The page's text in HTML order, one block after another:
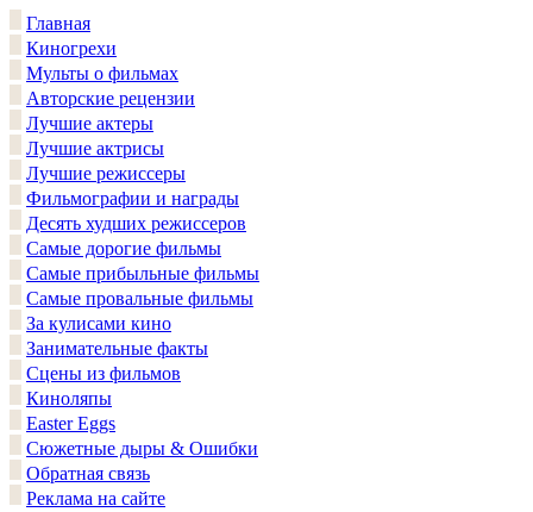
Главная
Киногрехи
Мульты о фильмах
Авторские рецензии
Лучшие актеры
Лучшие актрисы
Лучшие режиссеры
Фильмографии и награды
Десять худших режиссеров
Самые дорогие фильмы
Самые прибыльные фильмы
Самые провальные фильмы
За кулисами кино
Занимательные факты
Сцены из фильмов
Киноляпы
Easter Eggs
Сюжетные дыры & Ошибки
Обратная связь
Реклама на сайте